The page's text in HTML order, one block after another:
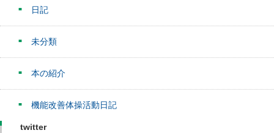
日記
未分類
本の紹介
機能改善体操活動日記
twitter